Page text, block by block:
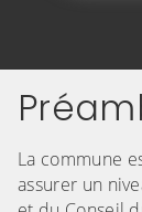
La commune
assurer un